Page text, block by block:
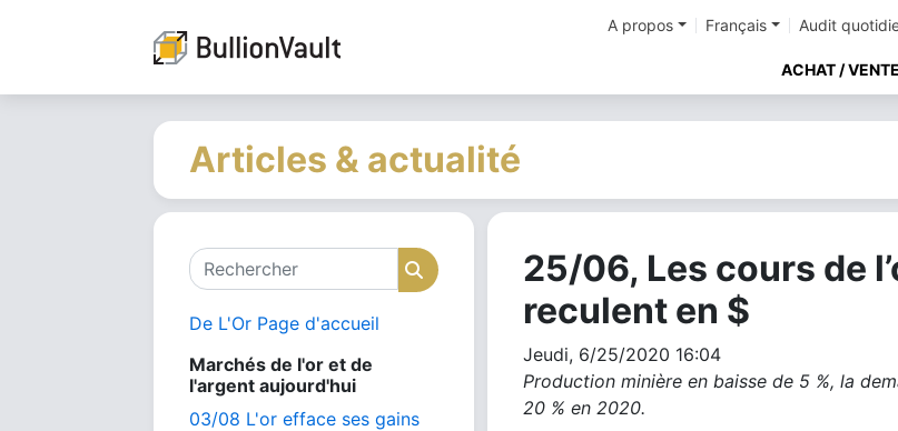
A propos Français Audit
ACHAT / VENTE
Articles & actualité
Rechercher Rechercher
De L'Or Page d'accueil
Marchés de l'or et de
l'argent aujourd'hui
03/08 L'or efface ses gains
25/06, Les cours de
reculent en $
Jeudi, 6/25/2020 16:04
Production minière en baisse de 5 %, la
20 % en 2020.